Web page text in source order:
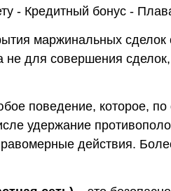
- Кредитный бонус -
маржинальных
для совершения
поведение, которое,
удержание
действия.